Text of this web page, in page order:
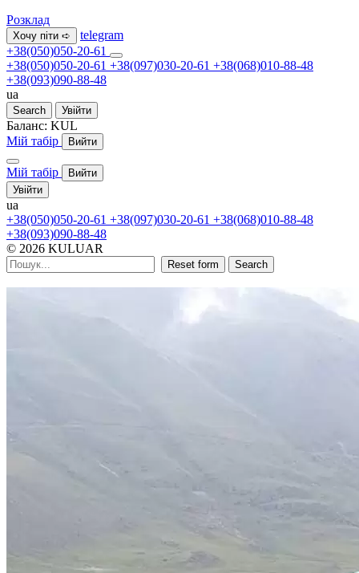
Розклад
Хочу піти ➪
telegram
+38(050)050-20-61
+38(050)050-20-61 +38(097)030-20-61 +38(068)010-88-48
+38(093)090-88-48
ua
Search Увійти
Баланс: KUL
Мій табір
Вийти
Мій табір
Вийти
Увійти
ua
+38(050)050-20-61 +38(097)030-20-61 +38(068)010-88-48
+38(093)090-88-48
© 2026 KULUAR
Reset form Search